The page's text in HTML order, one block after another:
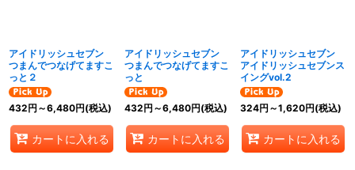
アイドリッシュセブン
つまんでつなげてますこ
っと２
432円 ～6,480円(税込)
カートに入れる
アイドリッシュセブン
つまんでつなげてますこ
っと
432円 ～6,480円(税込)
カートに入れる
アイドリッシュセブン
アイドリッシュセブンス
イングvol.2
324円 ～1,620円(税込)
カートに入れる